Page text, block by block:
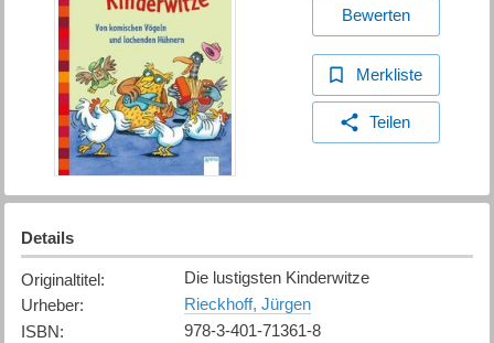
Bewerten
Merkliste
Teilen
Details
Originaltitel:
Die lustigsten Kinderwitze
Urheber:
Rieckhoff, Jürgen
ISBN:
978-3-401-71361-8